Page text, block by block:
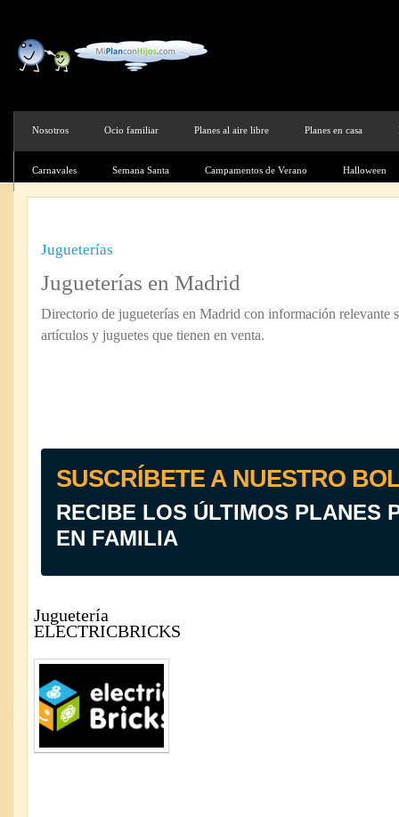
Nosotros Ocio familiar Planes al aire libre Planes en casa
Carnavales Semana Santa Campamentos de Verano Halloween
Jugueterías
Jugueterías en Madrid
Directorio de jugueterías en Madrid con información relevante
artículos y juguetes que tienen en venta.
SUSCRÍBETE A NUESTRO
RECIBE LOS ÚLTIMOS PLANES
EN FAMILIA
Juguetería
ELECTRICBRICKS